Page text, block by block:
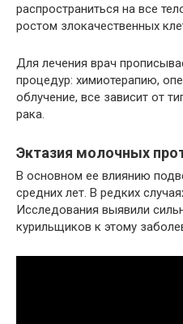
распространиться на все
ростом злокачественных
Для лечения врач
процедур: химиотерапию,
облучение, все зависит от
рака.
Эктазия молочных
В основном ее влиянию
средних лет. В редких
Исследования выявили
курильщиков к этому